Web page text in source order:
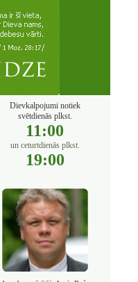
Dievkalpojumi notiek
svētdienās plkst.
11:00
un ceturtdienās plkst.
19:00